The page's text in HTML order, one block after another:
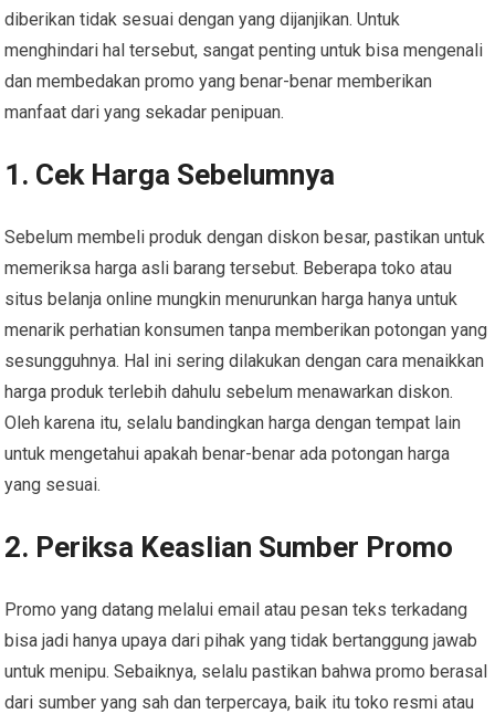
diberikan tidak sesuai dengan yang dijanjikan. Untuk
menghindari hal tersebut, sangat penting untuk bisa mengenali
dan membedakan promo yang benar-benar memberikan
manfaat dari yang sekadar penipuan.
1. Cek Harga Sebelumnya
Sebelum membeli produk dengan diskon besar, pastikan untuk
memeriksa harga asli barang tersebut. Beberapa toko atau
situs belanja online mungkin menurunkan harga hanya untuk
menarik perhatian konsumen tanpa memberikan potongan yang
sesungguhnya. Hal ini sering dilakukan dengan cara menaikkan
harga produk terlebih dahulu sebelum menawarkan diskon.
Oleh karena itu, selalu bandingkan harga dengan tempat lain
untuk mengetahui apakah benar-benar ada potongan harga
yang sesuai.
2. Periksa Keaslian Sumber Promo
Promo yang datang melalui email atau pesan teks terkadang
bisa jadi hanya upaya dari pihak yang tidak bertanggung jawab
untuk menipu. Sebaiknya, selalu pastikan bahwa promo berasal
dari sumber yang sah dan terpercaya, baik itu toko resmi atau